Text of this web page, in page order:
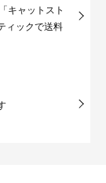
キャットスト
ィックで送料